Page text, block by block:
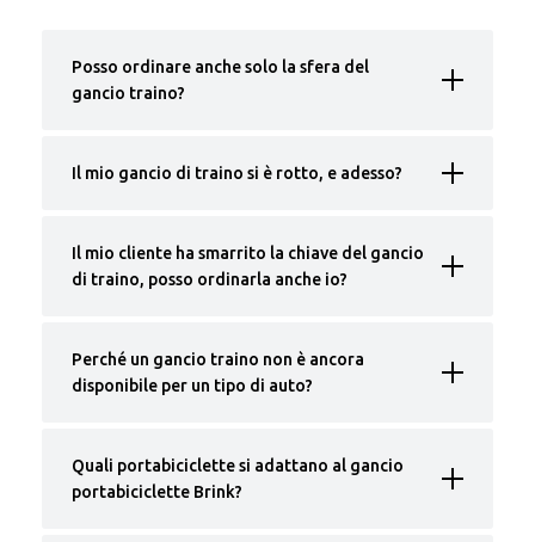
Posso ordinare anche solo la sfera del
gancio traino?
Il mio gancio di traino si è rotto, e adesso?
Il mio cliente ha smarrito la chiave del gancio
di traino, posso ordinarla anche io?
Perché un gancio traino non è ancora
disponibile per un tipo di auto?
Quali portabiciclette si adattano al gancio
portabiciclette Brink?